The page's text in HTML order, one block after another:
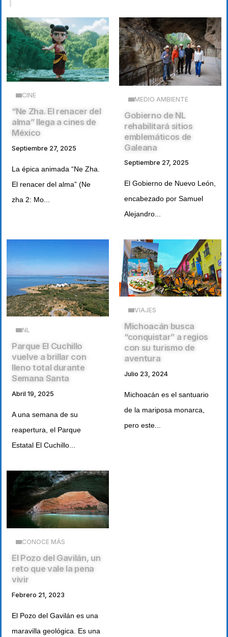
CINE
“Ne Zha. El renacer del
alma” llega a cines de
México
Septiembre 27, 2025
La épica animada “Ne Zha.
El renacer del alma” (Ne
zha 2: Mo...
MEDIO AMBIENTE
Gobierno de NL
rehabilitará sitios
emblemáticos de
Galeana
Septiembre 27, 2025
El Gobierno de Nuevo León,
encabezado por Samuel
Alejandro...
NL
Parque El Cuchillo
vuelve a brillar con
lleno total durante
Semana Santa
Abril 19, 2025
A una semana de su
reapertura, el Parque
Estatal El Cuchillo...
VIAJES
Michoacán busca
“conquistar” a regios
con su turismo de
aventura
Julio 23, 2024
Michoacán es el santuario
de la mariposa monarca,
pero este...
CONOCE MÁS
El Pozo del Gavilán, un
reto que vale la pena
vivir
Febrero 21, 2023
El Pozo del Gavilán es una
maravilla geológica. Es una